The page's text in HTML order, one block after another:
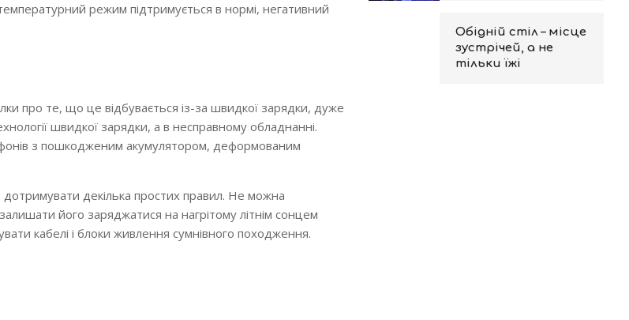
режим підтримується в нормі, негативний
про те, що це відбувається із-за швидкої зарядки, дуже
швидкої зарядки, а в несправному обладнанні.
з пошкодженим акумулятором, деформованим
декілька простих правил. Не можна
його заряджатися на нагрітому літнім сонцем
кабелі і блоки живлення сумнівного походження.
Обідній стіл – місце
зустрічей, а не
тільки їжі